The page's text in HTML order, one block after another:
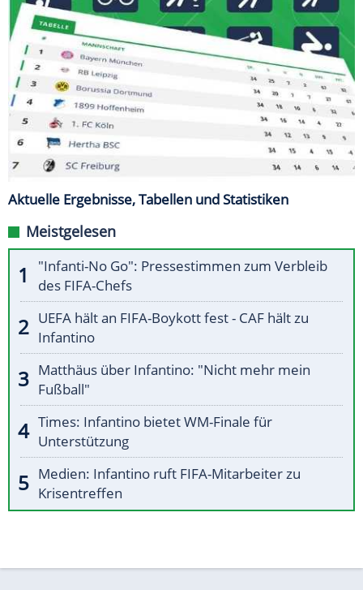
Aktuelle Ergebnisse, Tabellen und Statistiken
Meistgelesen
"Infanti-No Go": Pressestimmen zum Verbleib
des FIFA-Chefs
UEFA hält an FIFA-Boykott fest - CAF hält zu
Infantino
Matthäus über Infantino: "Nicht mehr mein
Fußball"
Times: Infantino bietet WM-Finale für
Unterstützung
Medien: Infantino ruft FIFA-Mitarbeiter zu
Krisentreffen